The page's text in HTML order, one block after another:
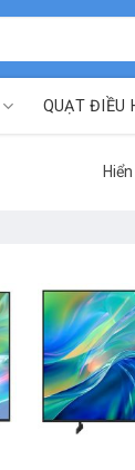
QUẠT ĐIỀU